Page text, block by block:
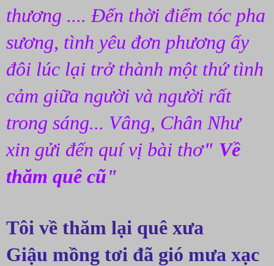
thương .... Đến thời điểm tóc pha
sương, tình yêu đơn phương ấy
đôi lúc lại trở thành một thứ tình
cảm giữa người và người rất
trong sáng... Vâng, Chân Như
xin gửi đến quí vị bài thơ" Về
thăm quê cũ"
Tôi về thăm lại quê xưa
Giậu mồng tơi đã gió mưa xạc